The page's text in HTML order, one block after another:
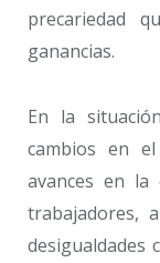
precariedad
ganancias.
En la
cambios en
avances en la
trabajadores,
desigualdades